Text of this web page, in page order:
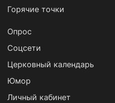
Горячие точки
Опрос
Cоцсети
Церковный календарь
Юмор
Личный кабинет